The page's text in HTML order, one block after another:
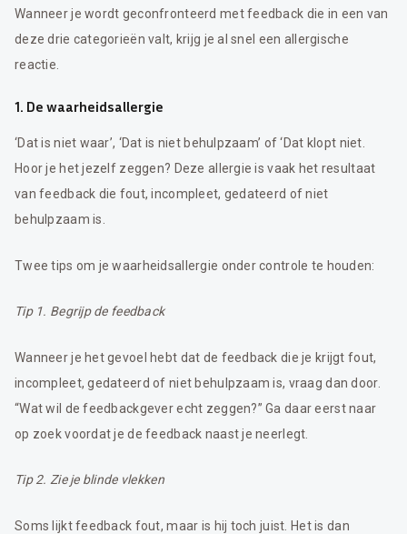
Wanneer je wordt geconfronteerd met feedback die in een van
deze drie categorieën valt, krijg je al snel een allergische
reactie.
1. De waarheidsallergie
‘Dat is niet waar’, ‘Dat is niet behulpzaam’ of ‘Dat klopt niet.
Hoor je het jezelf zeggen? Deze allergie is vaak het resultaat
van feedback die fout, incompleet, gedateerd of niet
behulpzaam is.
Twee tips om je waarheidsallergie onder controle te houden:
Tip 1. Begrijp de feedback
Wanneer je het gevoel hebt dat de feedback die je krijgt fout,
incompleet, gedateerd of niet behulpzaam is, vraag dan door.
“Wat wil de feedbackgever echt zeggen?” Ga daar eerst naar
op zoek voordat je de feedback naast je neerlegt.
Tip 2. Zie je blinde vlekken
Soms lijkt feedback fout, maar is hij toch juist. Het is dan